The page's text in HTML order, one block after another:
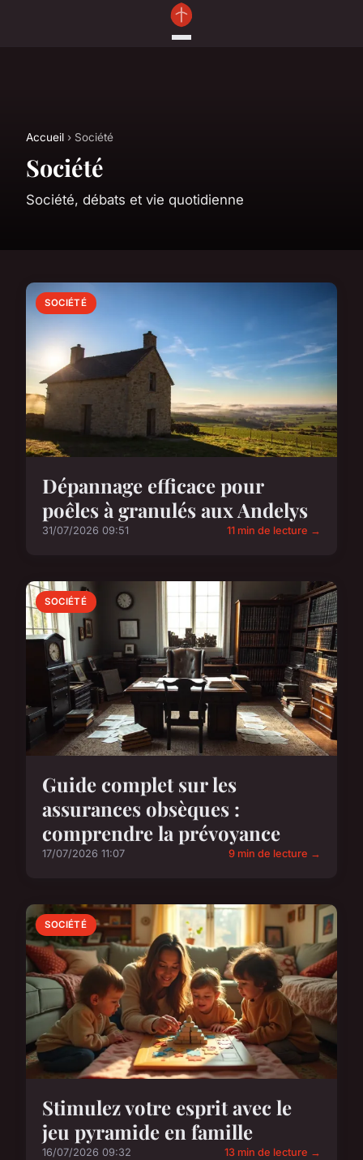
Accueil › Société
Société
Société, débats et vie quotidienne
SOCIÉTÉ
Dépannage efficace pour
poêles à granulés aux Andelys
31/07/2026 09:51 11 min de lecture →
SOCIÉTÉ
Guide complet sur les
assurances obsèques :
comprendre la prévoyance
17/07/2026 11:07 9 min de lecture →
SOCIÉTÉ
Stimulez votre esprit avec le
jeu pyramide en famille
16/07/2026 09:32 13 min de lecture →